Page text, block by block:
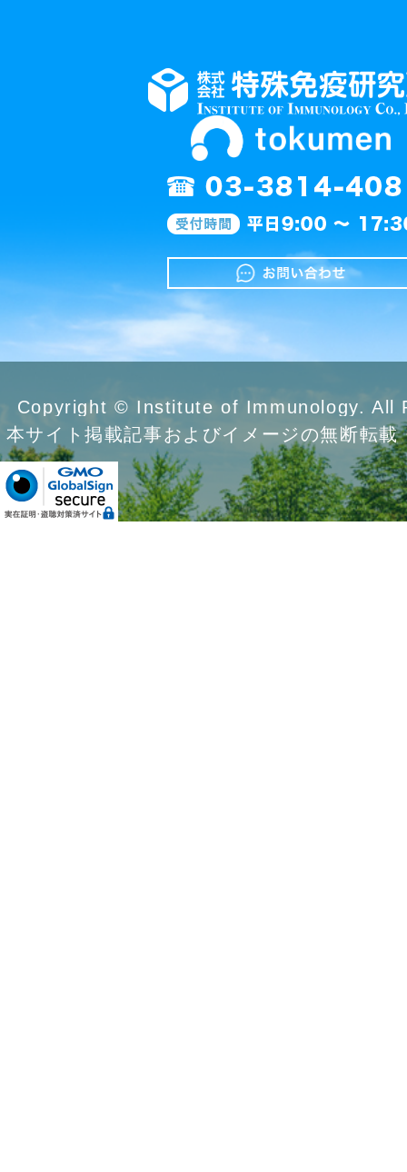
Copyright © Institute of Immunology. All
本サイト掲載記事およびイメージの無断転載